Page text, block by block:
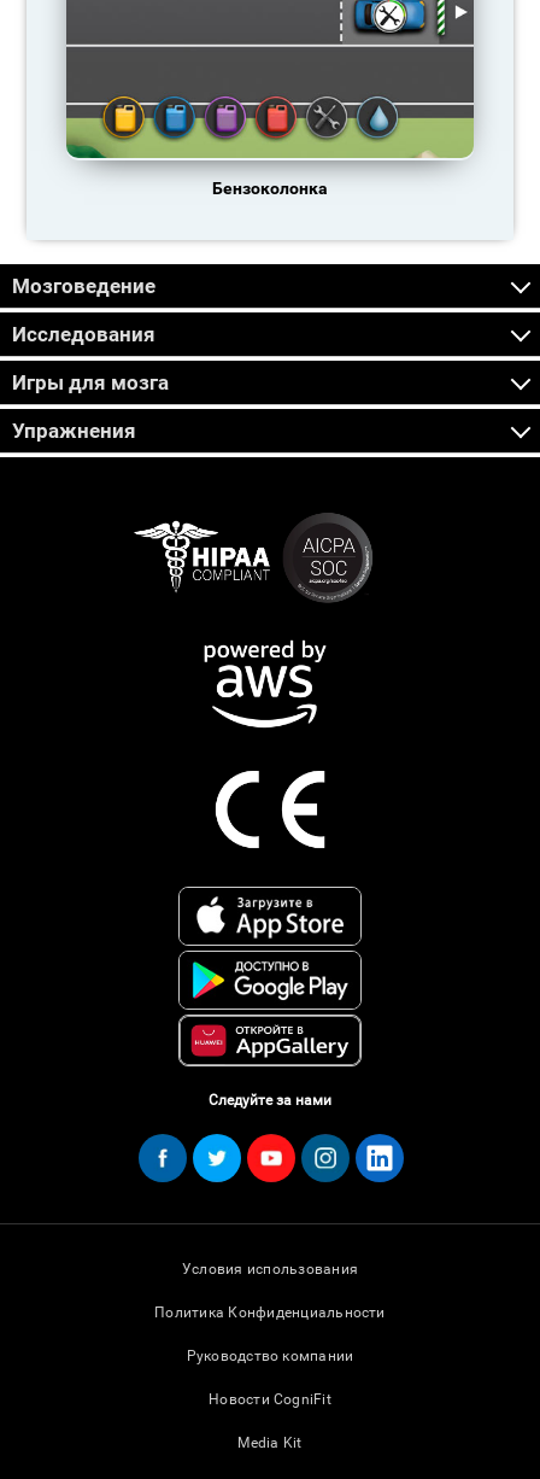
Бензоколонка
Мозговедение
Исследования
Игры для мозга
Упражнения
Следуйте за нами
Условия использования
Политика Конфиденциальности
Руководство компании
Новости CogniFit
Media Kit